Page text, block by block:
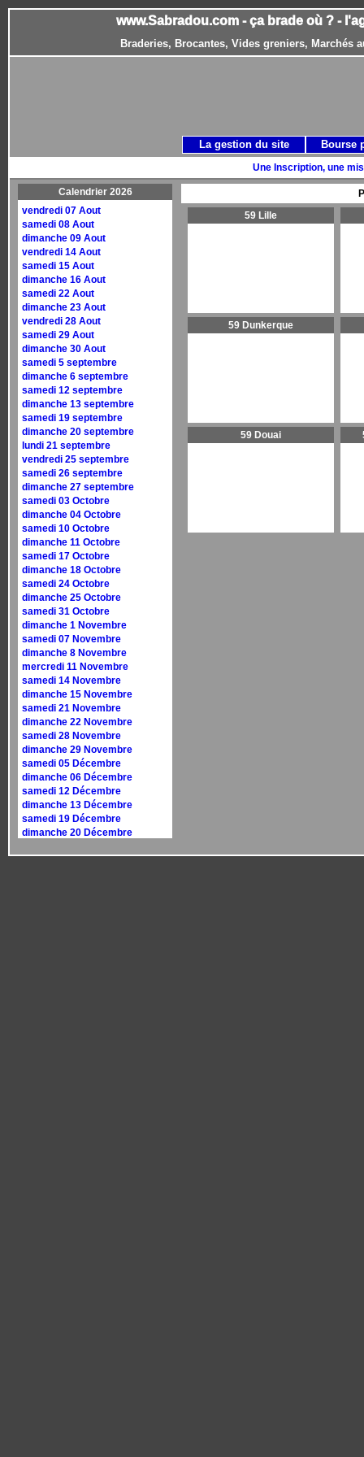
www.Sabradou.com - ça brade où ? -
Braderies, Brocantes, Vides greniers, Marchés
Une Inscription, une
Calendrier 2026
vendredi 07 Aout
samedi 08 Aout
dimanche 09 Aout
vendredi 14 Aout
samedi 15 Aout
dimanche 16 Aout
samedi 22 Aout
dimanche 23 Aout
vendredi 28 Aout
samedi 29 Aout
dimanche 30 Aout
samedi 5 septembre
dimanche 6 septembre
samedi 12 septembre
dimanche 13 septembre
samedi 19 septembre
dimanche 20 septembre
lundi 21 septembre
vendredi 25 septembre
samedi 26 septembre
dimanche 27 septembre
samedi 03 Octobre
dimanche 04 Octobre
samedi 10 Octobre
dimanche 11 Octobre
samedi 17 Octobre
dimanche 18 Octobre
samedi 24 Octobre
dimanche 25 Octobre
samedi 31 Octobre
dimanche 1 Novembre
samedi 07 Novembre
dimanche 8 Novembre
mercredi 11 Novembre
samedi 14 Novembre
dimanche 15 Novembre
samedi 21 Novembre
dimanche 22 Novembre
samedi 28 Novembre
dimanche 29 Novembre
samedi 05 Décembre
dimanche 06 Décembre
samedi 12 Décembre
dimanche 13 Décembre
samedi 19 Décembre
dimanche 20 Décembre
59 Lille
59 Dunkerque
59 Douai
La gestion du site Bourse